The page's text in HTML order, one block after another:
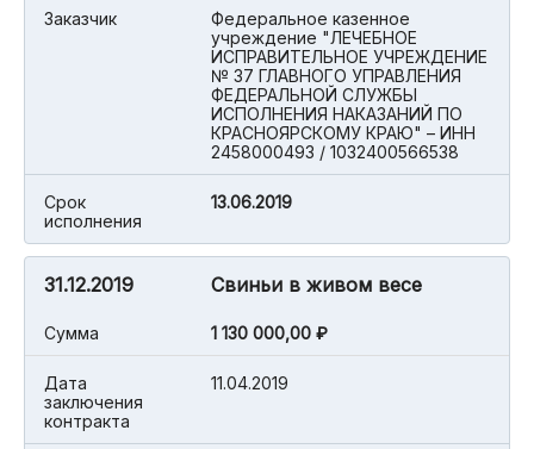
Заказчик
Федеральное казенное
учреждение "ЛЕЧЕБНОЕ
ИСПРАВИТЕЛЬНОЕ УЧРЕЖДЕНИЕ
№ 37 ГЛАВНОГО УПРАВЛЕНИЯ
ФЕДЕРАЛЬНОЙ СЛУЖБЫ
ИСПОЛНЕНИЯ НАКАЗАНИЙ ПО
КРАСНОЯРСКОМУ КРАЮ" – ИНН
2458000493 / 1032400566538
Срок
исполнения
13.06.2019
31.12.2019 Свиньи в живом весе
Cумма 1 130 000,00 ₽
Дата
заключения
контракта
11.04.2019